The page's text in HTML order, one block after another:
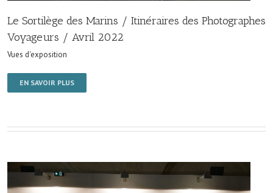
Le Sortilège des Marins / Itinéraires des Photographes
Voyageurs / Avril 2022
Vues d'exposition
EN SAVOIR PLUS